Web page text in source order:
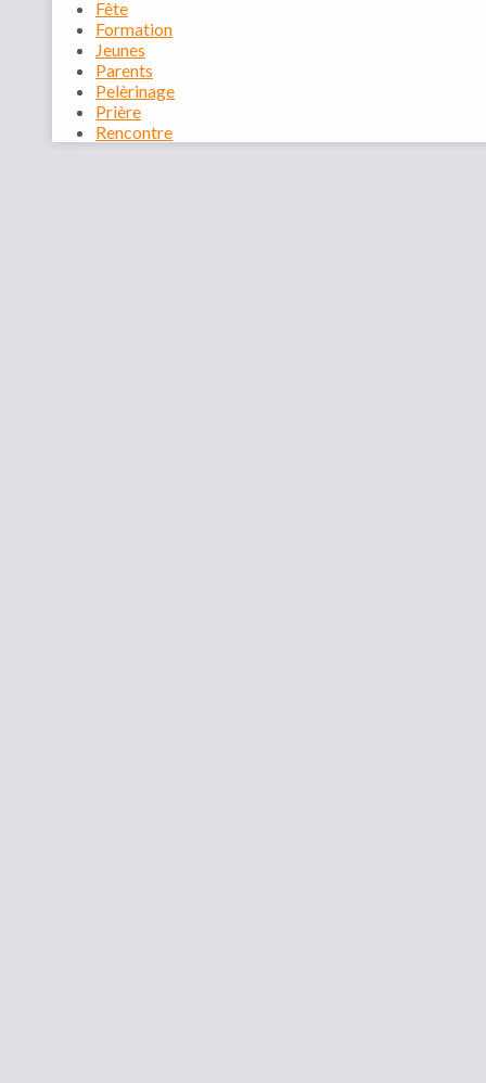
Fête
Formation
Jeunes
Parents
Pelèrinage
Prière
Rencontre